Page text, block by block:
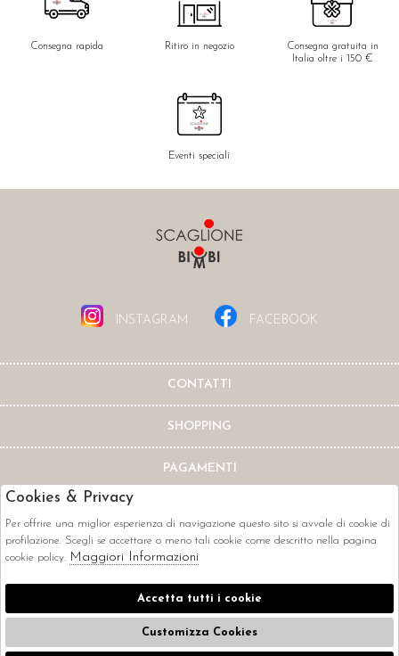
Consegna rapida Ritiro in negozio
Consegna gratuita in
Italia oltre i 150 €
Eventi speciali
INSTAGRAM FACEBOOK
CONTATTI
SHOPPING
PAGAMENTI
CORRIERI
Cookies & Privacy
Per offrire una miglior esperienza di navigazione questo sito si avvale di cookie di
profilazione. Scegli se accettare o meno tali cookie come descritto nella pagina
cookie policy. Maggiori Informazioni
Accetta tutti i cookie
Customizza Cookies